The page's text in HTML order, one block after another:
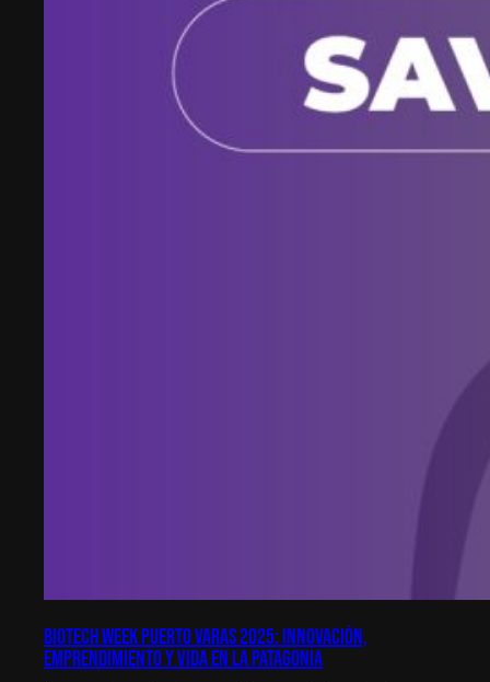
Biotech Week Puerto Varas 2025: Innovación,
emprendimiento y vida en la Patagonia